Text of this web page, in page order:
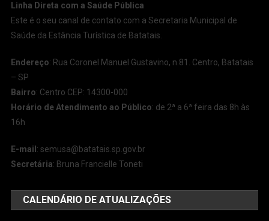
Linha Direta com a Saúde Pública
Este é o seu canal de contato com a Secretaria Municipal de
Saúde da Estância Turística de Batatais.
Endereço: Rua Coronel Manuel Gustavino, n.81. Centro, Batatais
– SP
Bairro: Centro CEP: 14300-000
Horário de Atendimento ao Público: de 2ª a 6ª feira das 8h às
16h
E-mail :semusa@batatais.sp.gov.br
Secretária: Bruna Francielle Toneti
CALENDÁRIO DE ATUALIZAÇÕES